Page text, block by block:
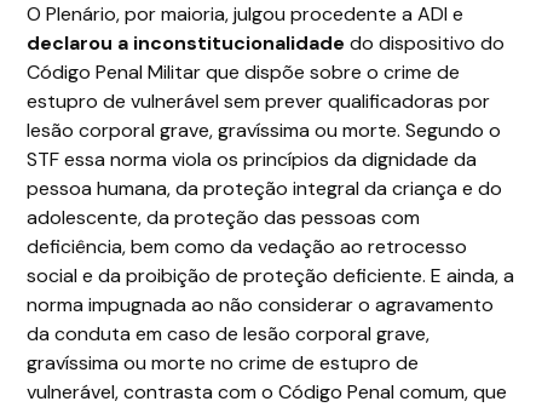
O Plenário, por maioria, julgou procedente a ADI e
declarou a inconstitucionalidade do dispositivo do
Código Penal Militar que dispõe sobre o crime de
estupro de vulnerável sem prever qualificadoras por
lesão corporal grave, gravíssima ou morte. Segundo o
STF essa norma viola os princípios da dignidade da
pessoa humana, da proteção integral da criança e do
adolescente, da proteção das pessoas com
deficiência, bem como da vedação ao retrocesso
social e da proibição de proteção deficiente. E ainda, a
norma impugnada ao não considerar o agravamento
da conduta em caso de lesão corporal grave,
gravíssima ou morte no crime de estupro de
vulnerável, contrasta com o Código Penal comum, que